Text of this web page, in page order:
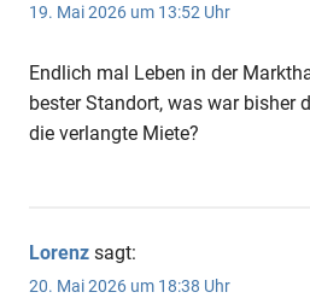
19. Mai 2026 um 13:52 Uhr
Endlich mal Leben in der
bester Standort, was war bisher
die verlangte Miete?
Lorenz sagt:
20. Mai 2026 um 18:38 Uhr